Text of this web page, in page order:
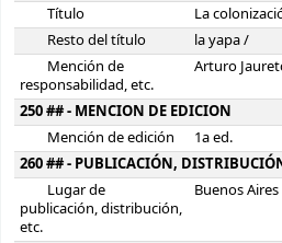
Título
La
Resto del título
la yapa /
Mención de
responsabilidad, etc.
Arturo
250 ## - MENCION DE EDICION
Mención de edición
1a ed.
260 ## - PUBLICACIÓN,
Lugar de
publicación, distribución,
etc.
Buenos Aires